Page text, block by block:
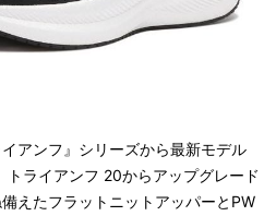
アンフ』シリーズから最新モデル
トライアンフ 20からアップグレード
えたフラットニットアッパーとPW